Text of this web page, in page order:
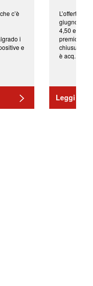
c’è
i
e
L’offerta
giugno da
4,50 euro
premio di
chiusura
è acq...
Leggi di